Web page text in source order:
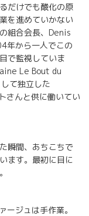
だけでも酸化の原
を進めていかない
組合会長、Denis
年から一人でこの
で監視していま
Le Bout du
て独立した
さんと供に働いてい
瞬間、あちこちで
ます。最初に目に
ジュは手作業。